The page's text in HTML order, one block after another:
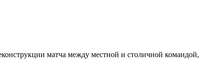
матча между местной и столичной командой,